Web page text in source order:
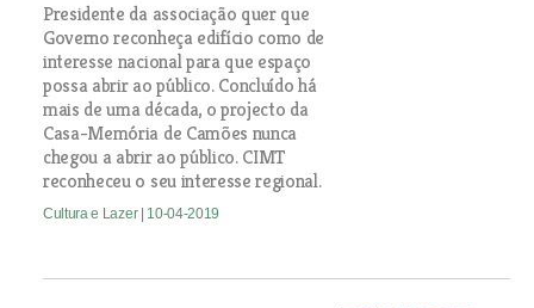
Presidente da associação quer que
Governo reconheça edifício como de
interesse nacional para que espaço
possa abrir ao público. Concluído há
mais de uma década, o projecto da
Casa-Memória de Camões nunca
chegou a abrir ao público. CIMT
reconheceu o seu interesse regional.
Cultura e Lazer | 10-04-2019